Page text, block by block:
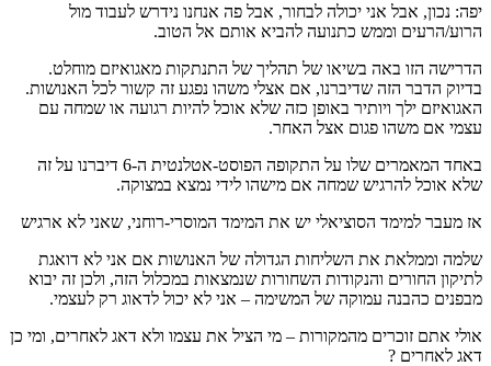
יפה: נכון, אבל אני יכולה לבחור, אבל פה אנחנו נידרש לעבוד מול
הרוע/הרעים וממש כתנועה להביא אותם אל הטוב.
הדרישה הזו באה בשיאו של תהליך של התנתקות מאגואיזם מוחלט.
בדיוק הדבר הזה שדיברנו, אם אצלי משהו נפגע זה קשור לכל האנושות.
האגואיזם ילך ויותיר באופן כזה שלא אוכל להיות רגועה או שמחה עם
עצמי אם משהו פגום אצל האחר.
באחד המאמרים שלו על התקופה הפוסט-אטלנטית ה-6 דיברנו על זה
שלא אוכל להרגיש שמחה אם מישהו לידי נמצא במצוקה.
אז מעבר למימד הסוציאלי יש את המימד המוסרי-רוחני, שאני לא ארגיש
שלמה וממלאת את השליחות הגדולה של האנושות אם אני לא דואגת
לתיקון החורים והנקודות השחורות שנמצאות במכלול הזה, ולכן זה יבוא
מבפנים כהבנה עמוקה של המשימה – אני לא יכול לדאוג רק לעצמי.
אולי אתם זוכרים מהמקורות – מי הציל את עצמו ולא דאג לאחרים, ומי כן
דאג לאחרים ?